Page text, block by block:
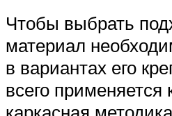
Чтобы выбрать
материал
в вариантах его
всего применяется